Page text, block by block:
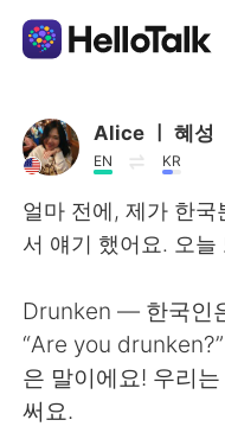
언어 교환 앱
AI Grammar
한국어
English
繁體中文
Alice ㅣ 혜성
EN KR
얼마 전에, 제가 한
서 얘기 했어요. 오
Drunken — 한국인
“Are you
은 말이에요! 우리
써요.